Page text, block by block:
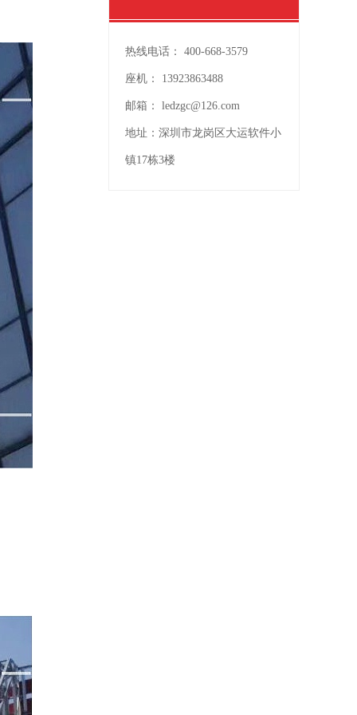
热线电话： 400-668-3579
座机： 13923863488
邮箱： ledzgc@126.com
地址： 深圳市龙岗区大运软件小
镇17栋3楼